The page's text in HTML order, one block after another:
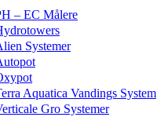
– EC Målere
Systemer
Aquatica Vandings System
Gro Systemer